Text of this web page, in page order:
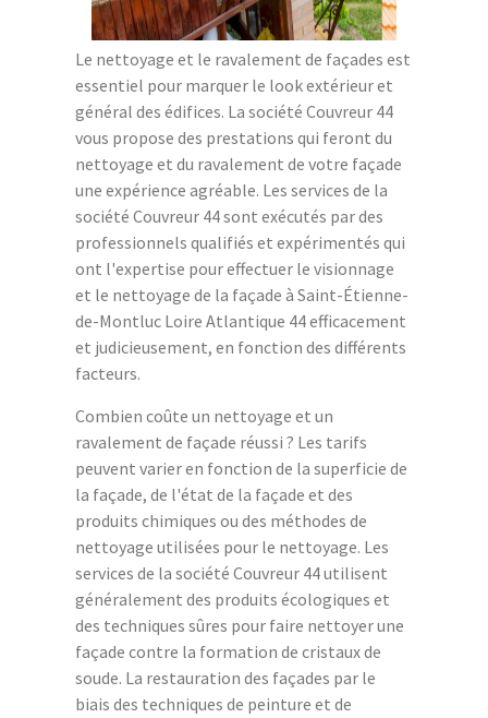
Le nettoyage et le ravalement de façades est
essentiel pour marquer le look extérieur et
général des édifices. La société Couvreur 44
vous propose des prestations qui feront du
nettoyage et du ravalement de votre façade
une expérience agréable. Les services de la
société Couvreur 44 sont exécutés par des
professionnels qualifiés et expérimentés qui
ont l'expertise pour effectuer le visionnage
et le nettoyage de la façade à Saint-Étienne-
de-Montluc Loire Atlantique 44 efficacement
et judicieusement, en fonction des différents
facteurs.
Combien coûte un nettoyage et un
ravalement de façade réussi ? Les tarifs
peuvent varier en fonction de la superficie de
la façade, de l'état de la façade et des
produits chimiques ou des méthodes de
nettoyage utilisées pour le nettoyage. Les
services de la société Couvreur 44 utilisent
généralement des produits écologiques et
des techniques sûres pour faire nettoyer une
façade contre la formation de cristaux de
soude. La restauration des façades par le
biais des techniques de peinture et de